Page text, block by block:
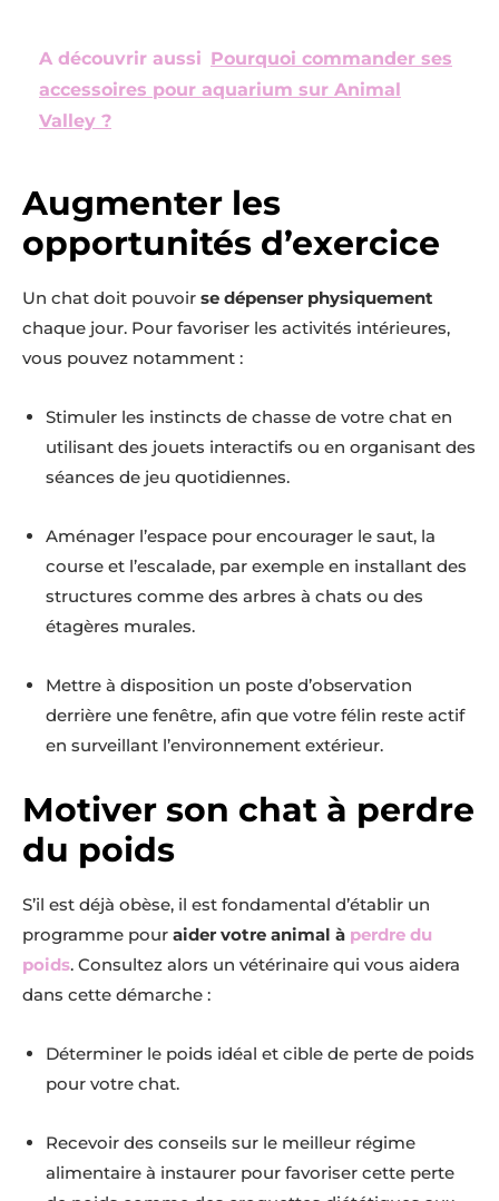
A découvrir aussi Pourquoi commander ses
accessoires pour aquarium sur Animal
Valley ?
Augmenter les
opportunités d’exercice
Un chat doit pouvoir se dépenser physiquement
chaque jour. Pour favoriser les activités intérieures,
vous pouvez notamment :
Stimuler les instincts de chasse de votre chat en
utilisant des jouets interactifs ou en organisant des
séances de jeu quotidiennes.
Aménager l’espace pour encourager le saut, la
course et l’escalade, par exemple en installant des
structures comme des arbres à chats ou des
étagères murales.
Mettre à disposition un poste d’observation
derrière une fenêtre, afin que votre félin reste actif
en surveillant l’environnement extérieur.
Motiver son chat à perdre
du poids
S’il est déjà obèse, il est fondamental d’établir un
programme pour aider votre animal à perdre du
poids. Consultez alors un vétérinaire qui vous aidera
dans cette démarche :
Déterminer le poids idéal et cible de perte de poids
pour votre chat.
Recevoir des conseils sur le meilleur régime
alimentaire à instaurer pour favoriser cette perte